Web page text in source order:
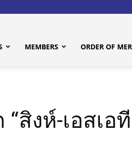
MEMBERS ORDER OF
สิงห์-เอสเอ